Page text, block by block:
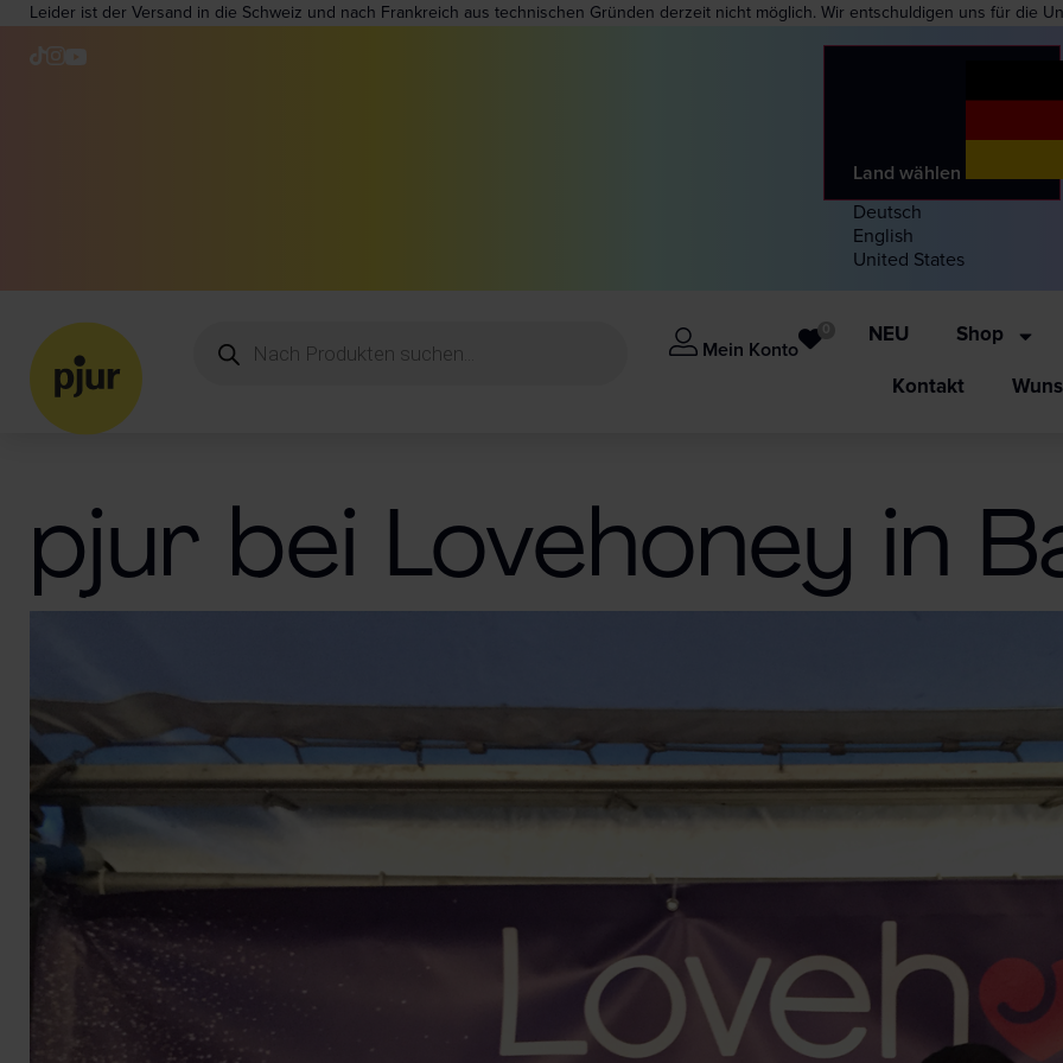
Leider ist der Versand in die Schweiz und nach Frankreich aus technischen Gründen derzeit nicht möglich. Wir entschuldigen uns für die
Land wählen
Deutsch
English
United States
Mein Konto
NEU Shop
Kontakt
pjur bei Lovehoney in